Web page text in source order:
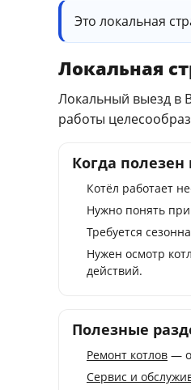
Это локальная
Локальная
Локальный выезд в
работы
Когда
Котёл работает
Нужно понять
Требуется
Нужен осмотр
действий.
Полезные
Ремонт котлов —
Сервис и